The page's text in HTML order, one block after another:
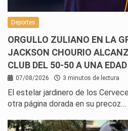
Deportes
ORGULLO ZULIANO EN LA
JACKSON CHOURIO
CLUB DEL 50-50 A UNA
07/08/2026 3 minutos de lectura
El estelar jardinero de los
otra página dorada en su precoz…